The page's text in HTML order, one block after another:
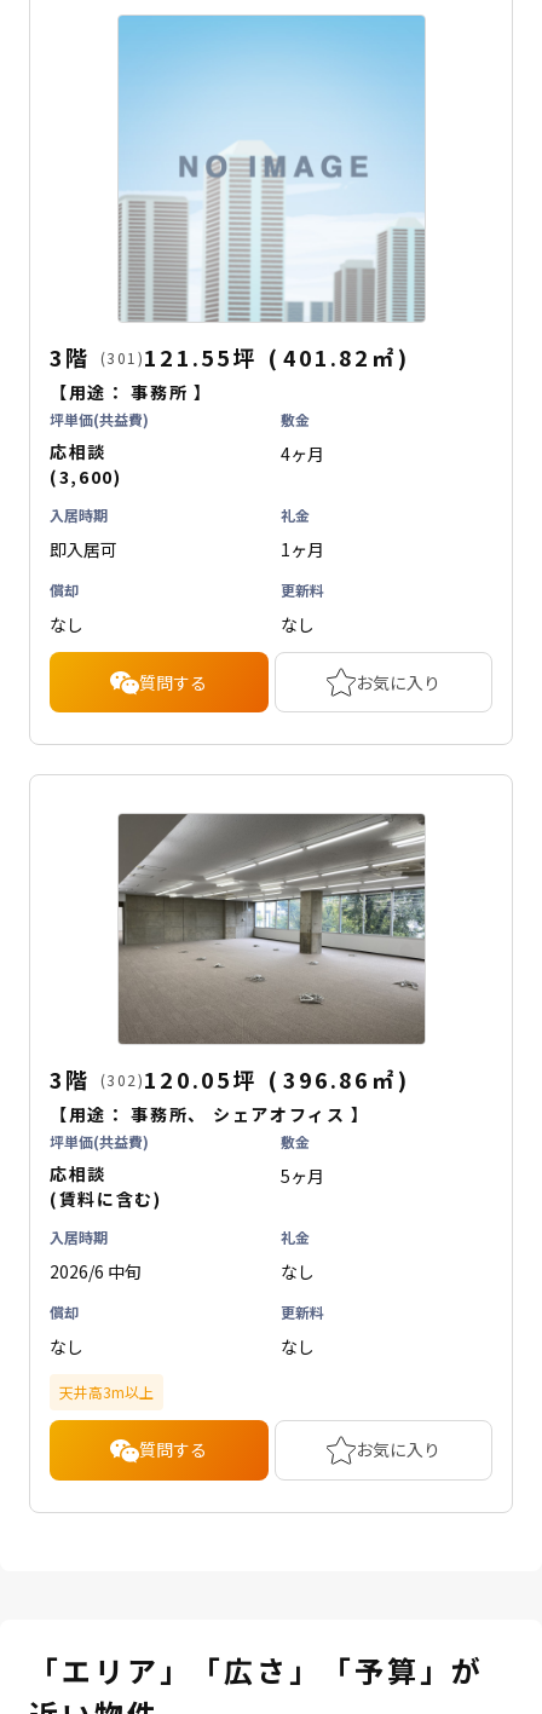
3階 (301)121.55坪 ( 401.82 ㎡)
【用途：事務所 】
坪単価(共益費)
応相談
(3,600)
敷金
4ヶ月
入居時期
即入居可
礼金
1ヶ月
償却
なし
更新料
なし
質問する お気に入り
3階 (302)120.05坪 ( 396.86 ㎡)
【用途：事務所、 シェアオフィス 】
坪単価(共益費)
応相談
(賃料に含む)
敷金
5ヶ月
入居時期
2026/6 中旬
礼金
なし
償却
なし
更新料
なし
天井高3m以上
質問する お気に入り
「エリア」「広さ」「予算」が